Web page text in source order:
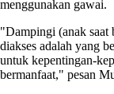
menggunakan gawai.
"Dampingi (anak saat
diakses adalah yang
untuk kepentingan-
bermanfaat," pesan